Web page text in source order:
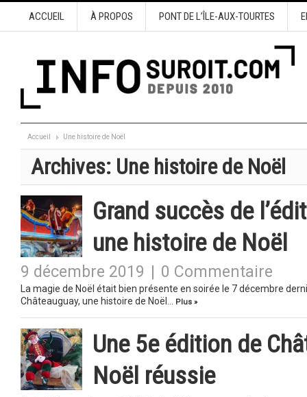
ACCUEIL À PROPOS PONT DE L’ÎLE-AUX-TOURTES
Accueil Une histoire de Noël
Archives: Une histoire de Noël
Grand succès de
une histoire de Noël
9 décembre 2019 0 Commentaire
La magie de Noël était bien présente en soirée le 7 décembre
Châteauguay, une histoire de Noël…
Plus »
Une 5e édition de
Noël réussie